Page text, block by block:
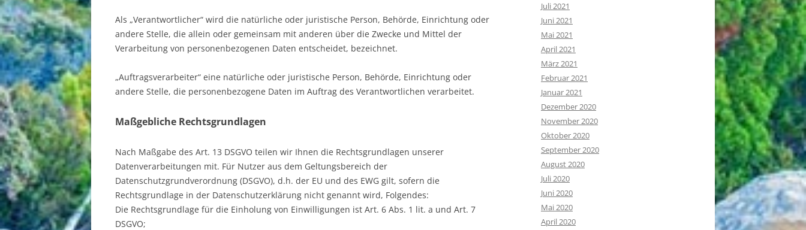
Als „Verantwortlicher“ wird die natürliche oder juristische Person, Behörde, Einrichtung oder
andere Stelle, die allein oder gemeinsam mit anderen über die Zwecke und Mittel der
Verarbeitung von personenbezogenen Daten entscheidet, bezeichnet.
„Auftragsverarbeiter“ eine natürliche oder juristische Person, Behörde, Einrichtung oder
andere Stelle, die personenbezogene Daten im Auftrag des Verantwortlichen verarbeitet.
Maßgebliche Rechtsgrundlagen
Nach Maßgabe des Art. 13 DSGVO teilen wir Ihnen die Rechtsgrundlagen unserer
Datenverarbeitungen mit. Für Nutzer aus dem Geltungsbereich der
Datenschutzgrundverordnung (DSGVO), d.h. der EU und des EWG gilt, sofern die
Rechtsgrundlage in der Datenschutzerklärung nicht genannt wird, Folgendes:
Die Rechtsgrundlage für die Einholung von Einwilligungen ist Art. 6 Abs. 1 lit. a und Art. 7
DSGVO;
Juli 2021
Juni 2021
Mai 2021
April 2021
März 2021
Februar 2021
Januar 2021
Dezember 2020
November 2020
Oktober 2020
September 2020
August 2020
Juli 2020
Juni 2020
Mai 2020
April 2020